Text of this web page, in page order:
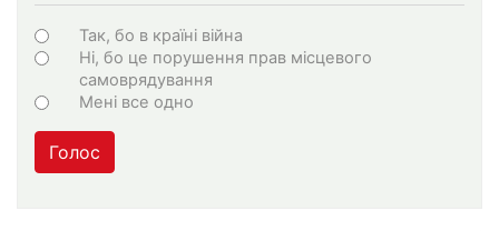
Choices
Так, бо в країні війна
Ні, бо це порушення прав місцевого
самоврядування
Мені все одно
Голос